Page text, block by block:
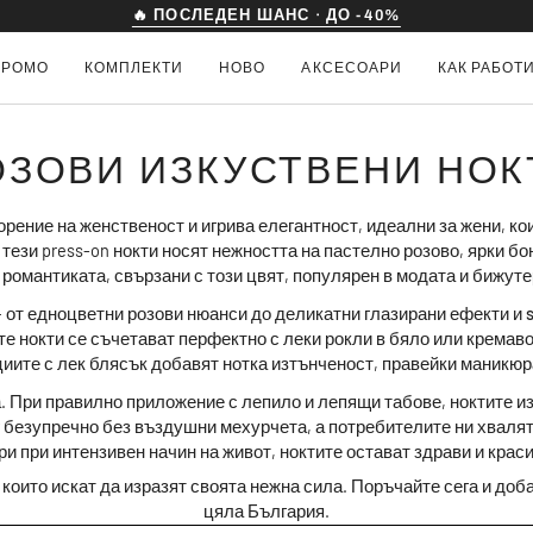
🔒 14 ДНИ ГАРАНЦИЯ ЗА ВРЪЩАНЕ
КОМПЛЕКТИ НОВО АКСЕСОАРИ КАК
ИЗКУСТВЕНИ
на женственост и игрива елегантност, идеални за жени,
press-on нокти носят нежността на пастелно розово, ярки
свързани с този цвят, популярен в модата и
едноцветни розови нюанси до деликатни глазирани ефекти и
нокти се съчетават перфектно с леки рокли в бяло или
с лек блясък добавят нотка изтънченост, правейки
При правилно приложение с лепило и лепящи табове, ноктите
без въздушни мехурчета, а потребителите ни
при интензивен начин на живот, ноктите остават здрави и
искат да изразят своята нежна сила. Поръчайте сега и
цяла България.